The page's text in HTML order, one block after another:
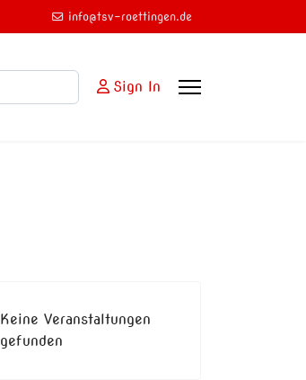
info@tsv-roettingen.de
Sign In
Keine Veranstaltungen
gefunden